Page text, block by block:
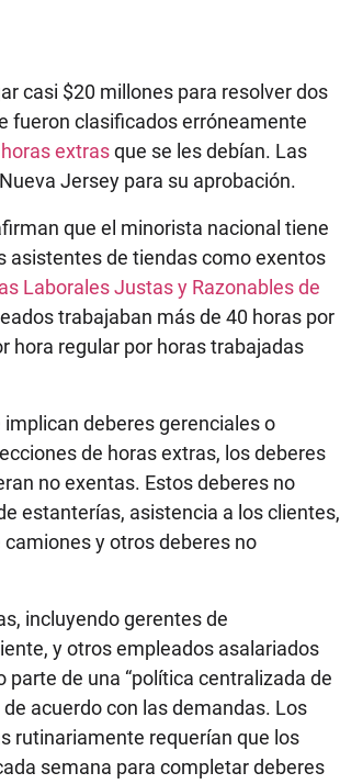
casi $20 millones para resolver dos
fueron clasificados erróneamente
horas extrasque se les debían. Las
Jersey para su aprobación.
que el minorista nacional tiene
asistentes de tiendas como exentos
Laborales Justas y Razonables de
trabajaban más de 40 horas por
hora regular por horas trabajadas
deberes gerenciales o
de horas extras, los deberes
no exentas. Estos deberes no
estanterías, asistencia a los clientes,
y otros deberes no
incluyendo gerentes de
y otros empleados asalariados
de una “política centralizada de
acuerdo con las demandas. Los
rutinariamente requerían que los
semana para completar deberes